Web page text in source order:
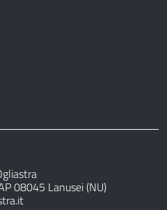
08045 Lanusei (NU)